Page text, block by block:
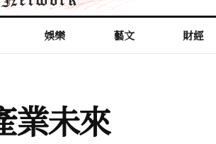
娛樂 藝文 財經
業未來